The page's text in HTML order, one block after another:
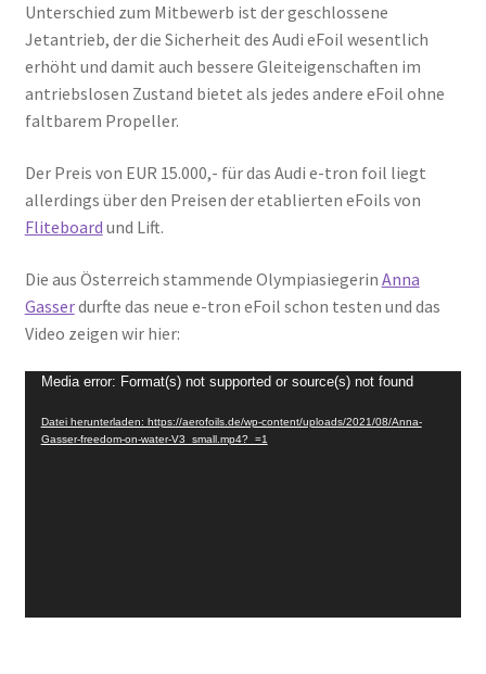
Unterschied zum Mitbewerb ist der geschlossene
Jetantrieb, der die Sicherheit des Audi eFoil wesentlich
erhöht und damit auch bessere Gleiteigenschaften im
antriebslosen Zustand bietet als jedes andere eFoil ohne
faltbarem Propeller.
Der Preis von EUR 15.000,- für das Audi e-tron foil liegt
allerdings über den Preisen der etablierten eFoils von
Fliteboard und Lift.
Die aus Österreich stammende Olympiasiegerin Anna
Gasserdurfte das neue e-tron eFoil schon testen und das
Video zeigen wir hier:
Video-
Media error: Format(s) not supported or source(s) not found
Datei herunterladen: https://aerofoils.de/wp-content/uploads/2021/08/Anna-
Gasser-freedom-on-water-V3_small.mp4?_=1